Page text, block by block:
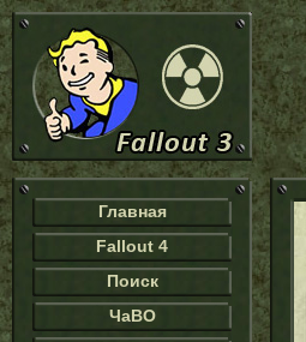
Главная
Fallout 4
Поиск
ЧаВО